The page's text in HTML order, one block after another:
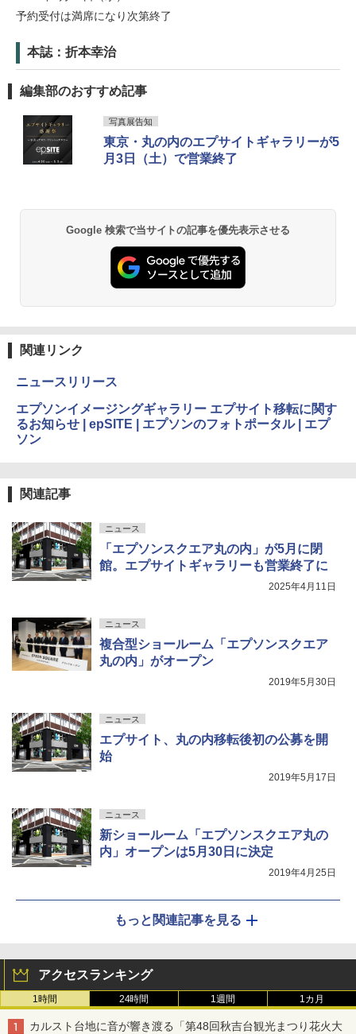
予約受付は満席になり次第終了
本誌：折本幸治
編集部のおすすめ記事
写真展告知
東京・丸の内のエプサイトギャラリーが5
月3日（土）で営業終了
Google 検索で当サイトの記事を優先表示させる
関連リンク
ニュースリリース
エプソンイメージングギャラリー エプサイト移転に関す
るお知らせ | epSITE | エプソンのフォトポータル | エプ
ソン
関連記事
ニュース
「エプソンスクエア丸の内」が5月に閉
館。エプサイトギャラリーも営業終了に
2025年4月11日
ニュース
複合型ショールーム「エプソンスクエア
丸の内」がオープン
2019年5月30日
ニュース
エプサイト、丸の内移転後初の公募を開
始
2019年5月17日
ニュース
新ショールーム「エプソンスクエア丸の
内」オープンは5月30日に決定
2019年4月25日
もっと関連記事を見る
アクセスランキング
1時間 24時間 1週間 1カ月
カルスト台地に音が響き渡る「第48回秋吉台観光まつり花火大